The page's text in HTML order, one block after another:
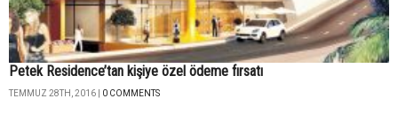
Petek Residence’tan kişiye özel ödeme fırsatı
TEMMUZ 28TH, 2016 | 0 COMMENTS